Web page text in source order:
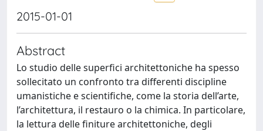
2015-01-01
Abstract
Lo studio delle superfici architettoniche ha spesso
sollecitato un confronto tra differenti discipline
umanistiche e scientifiche, come la storia dell’arte,
l’architettura, il restauro o la chimica. In particolare,
la lettura delle finiture architettoniche, degli